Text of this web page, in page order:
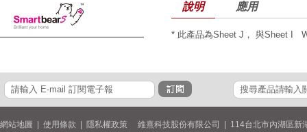
說明 應用
* 此產品為Sheet J， 與Sheet I
網站地圖 使用條款 隱私權政策 維熹科技股份有限公司 | 114台北市內湖區新